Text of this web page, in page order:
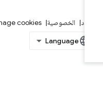
الخصوصية Manage cookies